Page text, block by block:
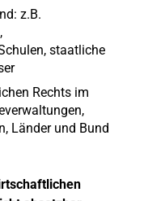
z.B.
staatliche
Rechts im
Länder und Bund